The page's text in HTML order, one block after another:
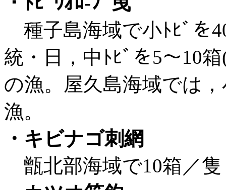
種子島海域で小ﾄﾋﾞを
統・日，中ﾄﾋﾞを5～10
の漁。屋久島海域では
漁。
・キビナゴ刺網
甑北部海域で10箱／